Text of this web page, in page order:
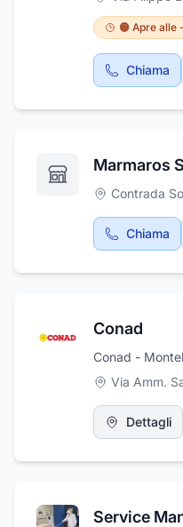
🟠 Apre alle
Chiama
Marmaros
Contrada
Chiama
Conad
Conad -
Via Amm.
Dettagli